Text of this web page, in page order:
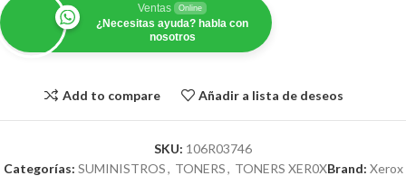
Ventas Online
¿Necesitas ayuda? habla con
nosotros
Add to compare Añadir a lista de deseos
SKU: 106R03746
Categorías: SUMINISTROS, TONERS, TONERS XER0XBrand: Xerox